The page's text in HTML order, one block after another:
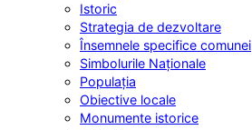
Istoric
Strategia de dezvoltare
Însemnele specifice comunei
Simbolurile Naționale
Populația
Obiective locale
Monumente istorice